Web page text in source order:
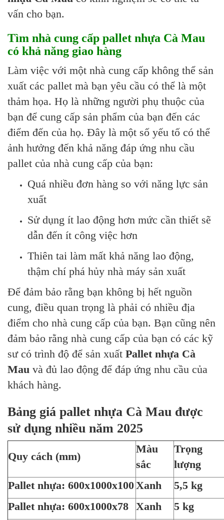
vấn cho bạn.
Tìm nhà cung cấp pallet nhựa Cà Mau
có khả năng giao hàng
Làm việc với một nhà cung cấp không thể sản
xuất các pallet mà bạn yêu cầu có thể là một
thảm họa. Họ là những người phụ thuộc của
bạn để cung cấp sản phẩm của bạn đến các
điểm đến của họ. Đây là một số yếu tố có thể
ảnh hưởng đến khả năng đáp ứng nhu cầu
pallet của nhà cung cấp của bạn:
Quá nhiều đơn hàng so với năng lực sản
xuất
Sử dụng ít lao động hơn mức cần thiết sẽ
dẫn đến ít công việc hơn
Thiên tai làm mất khả năng lao động,
thậm chí phá hủy nhà máy sản xuất
Để đảm bảo rằng bạn không bị hết nguồn
cung, điều quan trọng là phải có nhiều địa
điểm cho nhà cung cấp của bạn. Bạn cũng nên
đảm bảo rằng nhà cung cấp của bạn có các kỹ
sư có trình độ để sản xuất Pallet nhựa Cà
Mau và đủ lao động để đáp ứng nhu cầu của
khách hàng.
Bảng giá pallet nhựa Cà Mau được
sử dụng nhiều năm 2025
Quy cách (mm)
Màu
sắc
Trọng
lượng
Pallet nhựa: 600x1000x100 Xanh
5,5 kg
Pallet nhựa: 600x1000x78
Xanh
5 kg